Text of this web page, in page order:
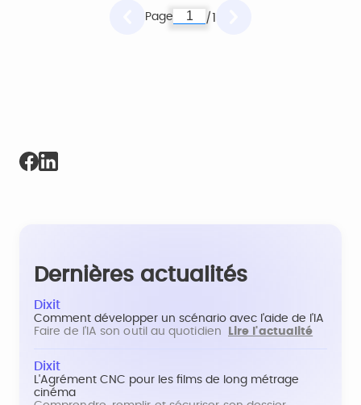
Page /1
Dernières actualités
Dixit
Comment développer un scénario avec l'aide de l'IA
Faire de l'IA son outil au quotidien
Lire l'actualité
Dixit
L'Agrément CNC pour les films de long métrage
cinéma